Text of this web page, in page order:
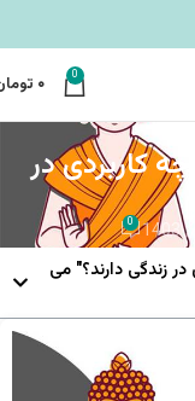
0 ۰
کاربردی در
0
زندگی دارند؟" می